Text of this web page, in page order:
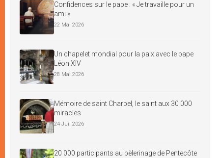
Confidences sur le pape : « Je travaille pour un
ami »
22 Mai 2026
Un chapelet mondial pour la paix avec le pape
Léon XIV
28 Mai 2026
Mémoire de saint Charbel, le saint aux 30 000
miracles
24 Juil 2026
20 000 participants au pèlerinage de Pentecôte